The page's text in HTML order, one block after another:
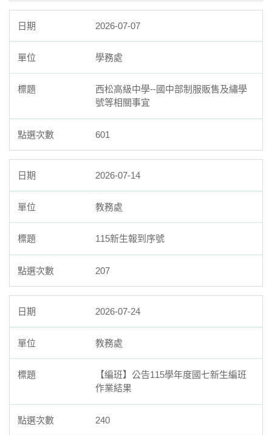
2026-07-07
學務處
西松高級中學--國中部制服販售及繡學
號等相關事宜
601
2026-07-14
教務處
115新生報到序號
207
2026-07-24
教務處
【編班】公告115學年度國七新生編班
作業結果
240